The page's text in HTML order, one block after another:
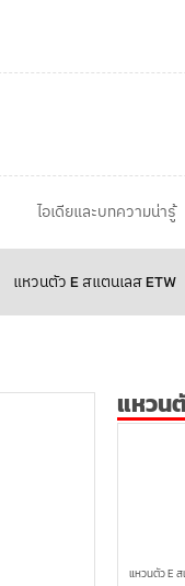
ไอเดียและบทความน่ารู้
แหวนตัว E สแตนเลส ETW
แหวน
แหวนตัว E